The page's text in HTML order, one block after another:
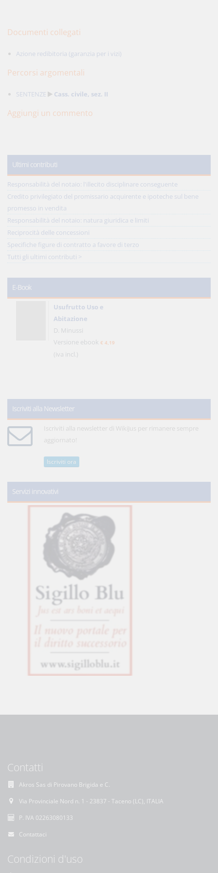
Documenti collegati
Azione redibitoria (garanzia per i vizi)
Percorsi argomentali
SENTENZE Cass. civile, sez. II
Aggiungi un commento
Ultimi contributi
Responsabilità del notaio: l'illecito disciplinare conseguente
Credito privilegiato del promissario acquirente e ipoteche sul bene
promesso in vendita
Responsabilità del notaio: natura giuridica e limiti
Reciprocità delle concessioni
Specifiche figure di contratto a favore di terzo
Tutti gli ultimi contributi >
E-Book
Usufrutto Uso e
Abitazione
D. Minussi
Versione ebook € 4,19
(iva incl.)
Iscriviti alla Newsletter
Iscriviti alla newsletter di WikiJus per rimanere sempre
aggiornato!
Iscriviti ora
Servizi innovativi
Contatti
Akros Sas di Pirovano Brigida e C.
Via Provinciale Nord n. 1 - 23837 - Taceno (LC), ITALIA
P. IVA 02263080133
Contattaci
Condizioni d'uso